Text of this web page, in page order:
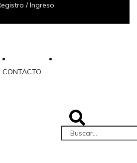
/ Ingreso
CONTACTO